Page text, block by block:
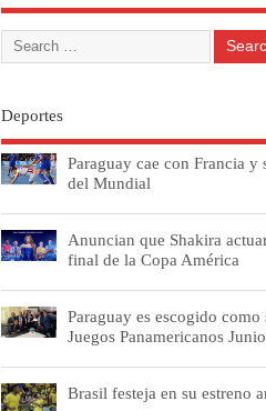
Deportes
Paraguay cae con Francia y
del Mundial
Anuncian que Shakira
final de la Copa América
Paraguay es escogido como
Juegos Panamericanos
Brasil festeja en su estreno